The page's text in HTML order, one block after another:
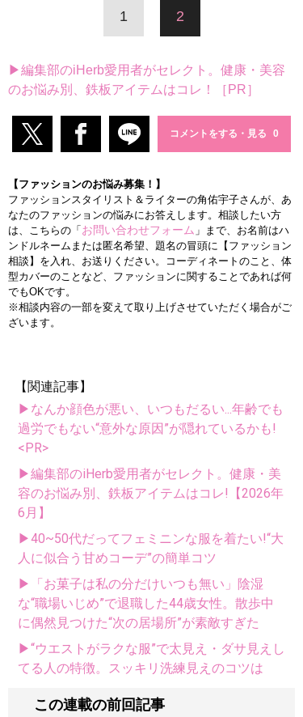
1 2
▶編集部のiHerb愛用者がセレクト。健康・美容
のお悩み別、鉄板アイテムはコレ！［PR］
コメントをする・見る
【ファッションのお悩み募集！】
ファッションスタイリスト＆ライターの角佑宇子さんが、あ
なたのファッションの悩みにお答えします。相談したい方
は、こちらの「 お問い合わせフォーム 」まで、お名前はハ
ンドルネームまたは匿名希望、題名の冒頭に【ファッション
相談】を入れ、お送りください。コーディネートのこと、体
型カバーのことなど、ファッションに関することであれば何
でもOKです。
※相談内容の一部を変えて取り上げさせていただく場合がご
ざいます。
【関連記事】
▶なんか顔色が悪い、いつもだるい...年齢でも
過労でもない“意外な原因”が隠れているかも!
<PR>
▶編集部のiHerb愛用者がセレクト。健康・美
容のお悩み別、鉄板アイテムはコレ!【2026年
6月】
▶40~50代だってフェミニンな服を着たい!“大
人に似合う甘めコーデ”の簡単コツ
▶「お菓子は私の分だけいつも無い」陰湿
な“職場いじめ”で退職した44歳女性。散歩中
に偶然見つけた“次の居場所”が素敵すぎた
▶“ウエストがラクな服”で太見え・ダサ見えし
てる人の特徴。スッキリ洗練見えのコツは
この連載の前回記事